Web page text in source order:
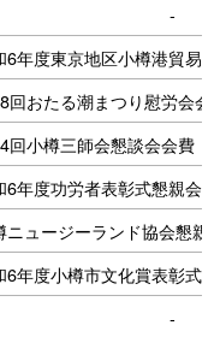
-
6年度東京地区小樽港貿易
回おたる潮まつり慰労会会
回小樽三師会懇談会会費【
6年度功労者表彰式懇親会
ニュージーランド協会懇親
6年度小樽市文化賞表彰式
-